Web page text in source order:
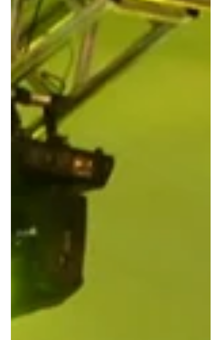
10 de dez. de 2019
Festival com doces natalinos vai agitar
São Paulo no dia 15 de dezembro
Para comemorar o Natal e o bom ano, o Espaço As Meninas
Feiras e Eventos dará um presentão para a cidade: a 2ª
edição do Festival da...